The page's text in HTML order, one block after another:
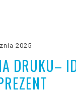
2025
DRUKU–